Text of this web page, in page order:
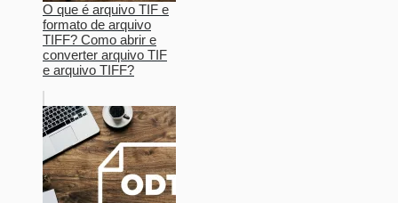
O que é arquivo TIF e
formato de arquivo
TIFF? Como abrir e
converter arquivo TIF
e arquivo TIFF?